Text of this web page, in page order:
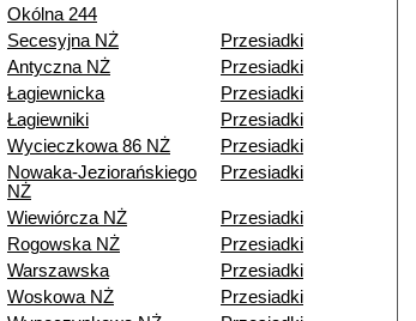
Okólna 244
Secesyjna NŻ
Przesiadki
Antyczna NŻ
Przesiadki
Łagiewnicka
Przesiadki
Łagiewniki
Przesiadki
Wycieczkowa 86 NŻ
Przesiadki
Nowaka-Jeziorańskiego
NŻ
Przesiadki
Wiewiórcza NŻ
Przesiadki
Rogowska NŻ
Przesiadki
Warszawska
Przesiadki
Woskowa NŻ
Przesiadki